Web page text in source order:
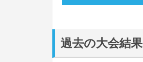
過去の大会結果